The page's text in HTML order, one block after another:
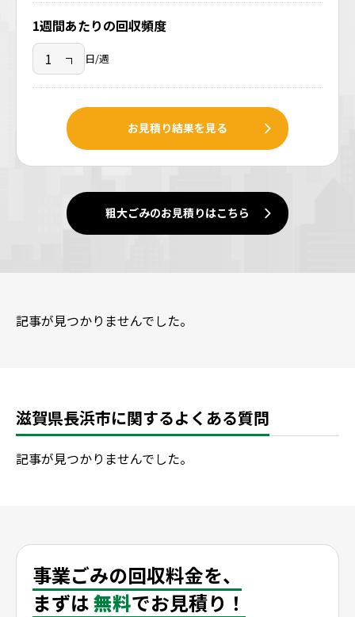
1週間あたりの回収頻度
日/週
お見積り結果を見る
粗大ごみのお見積りはこちら
記事が見つかりませんでした。
滋賀県長浜市に関するよくある質問
記事が見つかりませんでした。
事業ごみの回収料金を、
まずは無料でお見積り！